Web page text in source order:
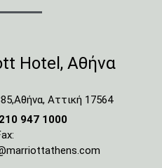
Hotel, Αθήνα
,Αθήνα, Αττική 17564
947 1000